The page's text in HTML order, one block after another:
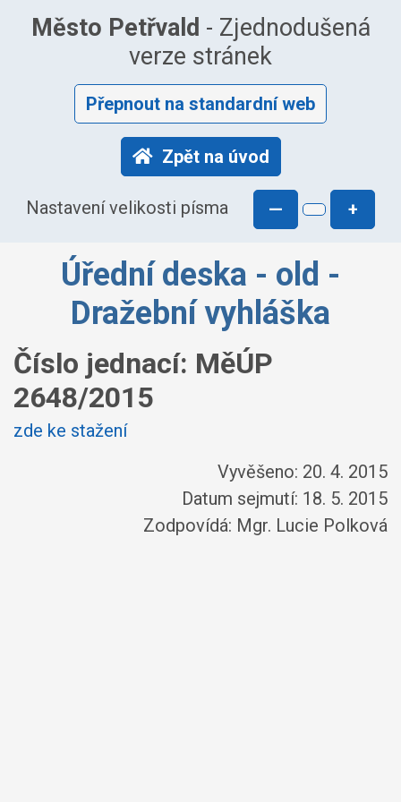
Město Petřvald - Zjednodušená
verze stránek
Přepnout na standardní web
Zpět na úvod
Nastavení velikosti písma — +
Úřední deska - old -
Dražební vyhláška
Číslo jednací: MěÚP
2648/2015
zde ke stažení
Vyvěšeno: 20. 4. 2015
Datum sejmutí: 18. 5. 2015
Zodpovídá: Mgr. Lucie Polková